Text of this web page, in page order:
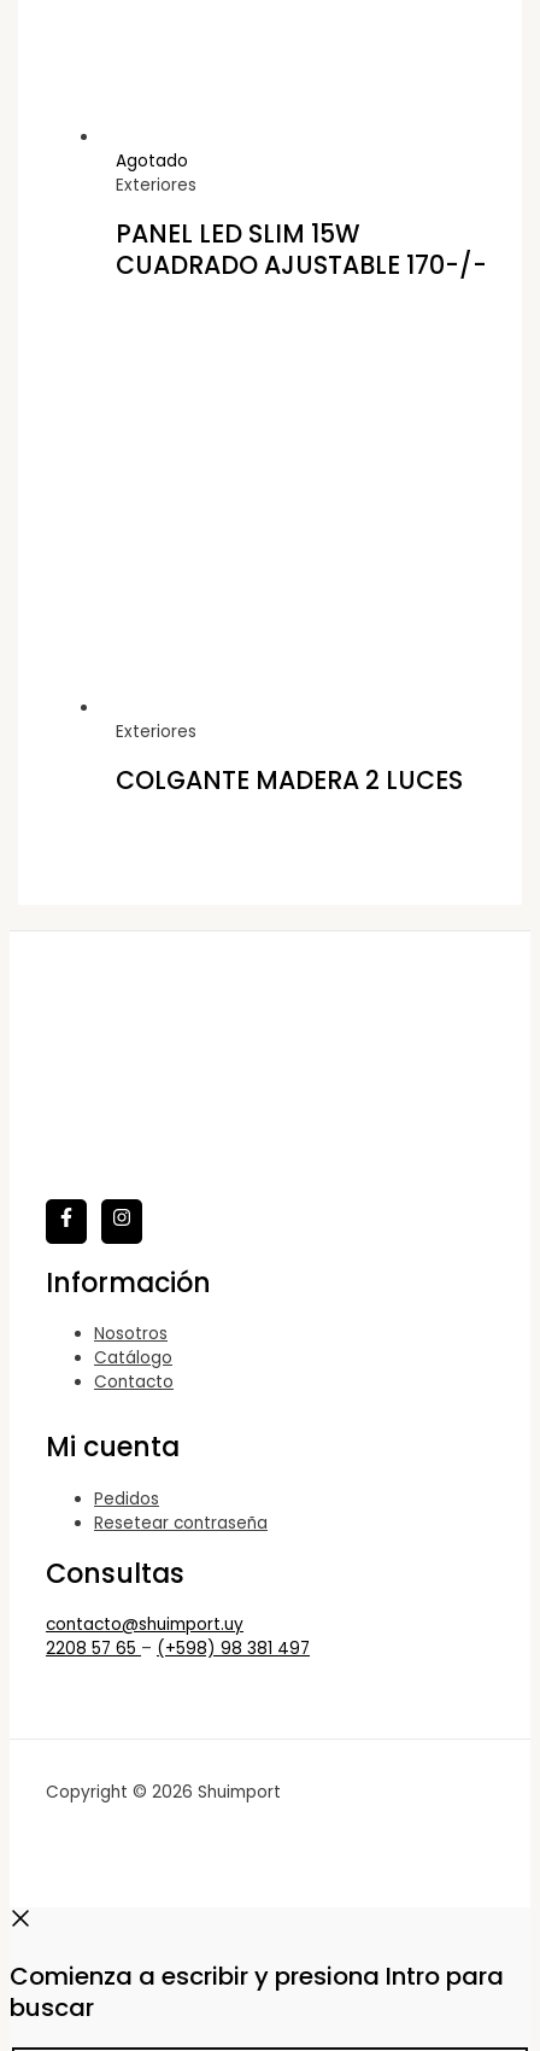
Agotado
Exteriores
PANEL LED SLIM 15W
CUADRADO AJUSTABLE 170-/-
Exteriores
COLGANTE MADERA 2 LUCES
Información
Nosotros
Catálogo
Contacto
Mi cuenta
Pedidos
Resetear contraseña
Consultas
contacto@shuimport.uy
2208 57 65 – (+598) 98 381 497
Copyright © 2026 Shuimport
Comienza a escribir y presiona Intro para
buscar